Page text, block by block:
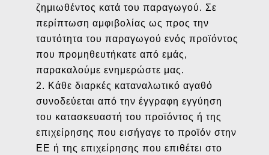
ζημιωθέντος κατά του παραγωγού. Σε
περίπτωση αμφιβολίας ως προς την
ταυτότητα του παραγωγού ενός προϊόντος
που προμηθευτήκατε από εμάς,
παρακαλούμε ενημερώστε μας.
2. Κάθε διαρκές καταναλωτικό αγαθό
συνοδεύεται από την έγγραφη εγγύηση
του κατασκευαστή του προϊόντος ή της
επιχείρησης που εισήγαγε το προϊόν στην
ΕΕ ή της επιχείρησης που επιθέτει στο